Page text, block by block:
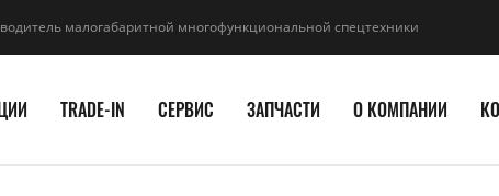
малогабаритной многофункциональной спецтехники
TRADE-IN СЕРВИС ЗАПЧАСТИ О КОМПАНИИ